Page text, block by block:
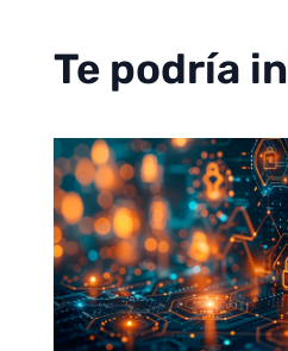
Te podría